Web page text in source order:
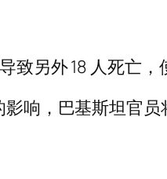
另外 18 人死亡，
响，巴基斯坦官